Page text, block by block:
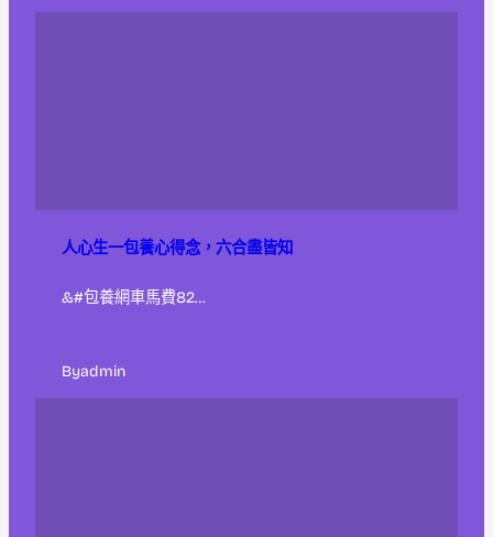
人心生一包養心得念，六合盡皆知
&#包養網車馬費82…
Byadmin